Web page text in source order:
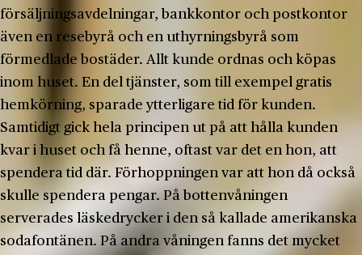
försäljningsavdelningar, bankkontor och postkontor
även en resebyrå och en uthyrningsbyrå som
förmedlade bostäder. Allt kunde ordnas och köpas
inom huset. En del tjänster, som till exempel gratis
hemkörning, sparade ytterligare tid för kunden.
Samtidigt gick hela principen ut på att hålla kunden
kvar i huset och få henne, oftast var det en hon, att
spendera tid där. Förhoppningen var att hon då också
skulle spendera pengar. På bottenvåningen
serverades läskedrycker i den så kallade amerikanska
sodafontänen. På andra våningen fanns det mycket